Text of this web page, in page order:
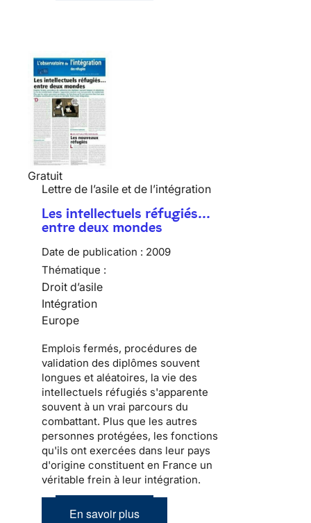
Gratuit
Lettre de l’asile et de l’intégration
Les intellectuels réfugiés…
entre deux mondes
Date de publication : 2009
Thématique :
Droit d’asile
Intégration
Europe
Emplois fermés, procédures de
validation des diplômes souvent
longues et aléatoires, la vie des
intellectuels réfugiés s'apparente
souvent à un vrai parcours du
combattant. Plus que les autres
personnes protégées, les fonctions
qu'ils ont exercées dans leur pays
d'origine constituent en France un
véritable frein à leur intégration.
En savoir plus